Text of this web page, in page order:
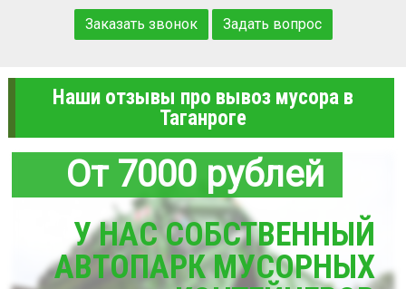
Заказать звонок Задать вопрос
Наши отзывы про вывоз мусора в
Таганроге
От 7000 рублей
У НАС СОБСТВЕННЫЙ
АВТОПАРК МУСОРНЫХ